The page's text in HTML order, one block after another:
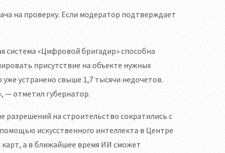
на проверку. Если модератор подтверждает
система «Цифровой бригадир» способна
присутствие на объекте нужных
устранено свыше 1,7 тысячи недочетов.
— отметил губернатор.
разрешений на строительство сократились с
искусственного интеллекта в Центре
а в ближайшее время ИИ сможет